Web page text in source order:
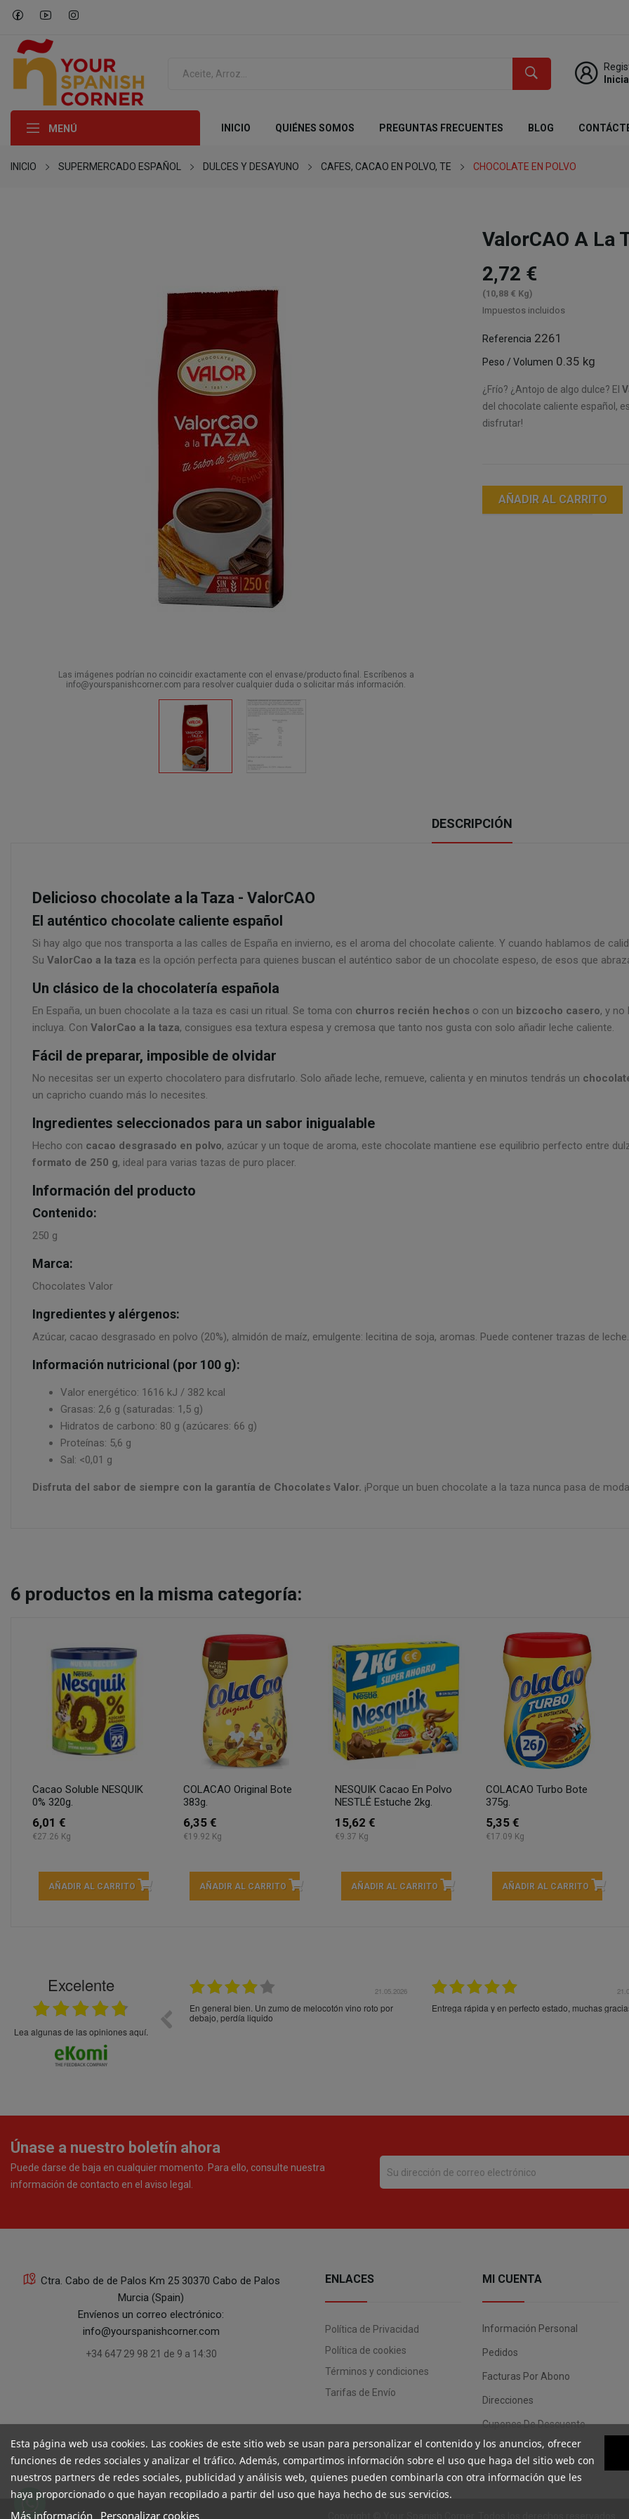
MENÚ INICIO QUIÉNES SOMOS PREGUNTAS FRECUENTES BLOG
INICIO SUPERMERCADO ESPAÑOL DULCES Y DESAYUNO CAFES, CACAO EN POLVO, TE CHOCOLATE EN POLVO
Las imágenes podrían no coincidir exactamente con el envase/producto final. Escríbenos a
info@yourspanishcorner.com para resolver cualquier duda o solicitar más información.
ValorCAO A La
2,72 €
(10,88 € Kg)
Impuestos incluidos
Referencia 2261
Peso / Volumen 0.35 kg
¿Frío? ¿Antojo de algo dulce? El
del chocolate caliente español,
disfrutar!
AÑADIR AL CARRITO
DESCRIPCIÓN
Delicioso chocolate a la Taza - ValorCAO
El auténtico chocolate caliente español
Si hay algo que nos transporta a las calles de España en invierno, es el aroma del chocolate caliente. Y cuando hablamos de
Su ValorCao a la taza es la opción perfecta para quienes buscan el auténtico sabor de un chocolate espeso, de esos que
Un clásico de la chocolatería española
En España, un buen chocolate a la taza es casi un ritual. Se toma con churros recién hechos o con un bizcocho casero, y no
incluya. Con ValorCao a la taza, consigues esa textura espesa y cremosa que tanto nos gusta con solo añadir leche caliente.
Fácil de preparar, imposible de olvidar
No necesitas ser un experto chocolatero para disfrutarlo. Solo añade leche, remueve, calienta y en minutos tendrás un
un capricho cuando más lo necesites.
Ingredientes seleccionados para un sabor inigualable
Hecho con cacao desgrasado en polvo, azúcar y un toque de aroma, este chocolate mantiene ese equilibrio perfecto entre
formato de 250 g, ideal para varias tazas de puro placer.
Información del producto
Contenido:
250 g
Marca:
Chocolates Valor
Ingredientes y alérgenos:
Azúcar, cacao desgrasado en polvo (20%), almidón de maíz, emulgente: lecitina de soja, aromas. Puede contener trazas de leche.
Información nutricional (por 100 g):
Valor energético: 1616 kJ / 382 kcal
Grasas: 2,6 g (saturadas: 1,5 g)
Hidratos de carbono: 80 g (azúcares: 66 g)
Proteínas: 5,6 g
Sal: <0,01 g
Disfruta del sabor de siempre con la garantía de Chocolates Valor. ¡Porque un buen chocolate a la taza nunca pasa de
6 productos en la misma categoría:
Cacao Soluble NESQUIK
0% 320g.
6,01 €
€27.26 Kg
AÑADIR AL CARRITO
COLACAO Original Bote
383g.
6,35 €
€19.92 Kg
AÑADIR AL CARRITO
NESQUIK Cacao En Polvo
NESTLÉ Estuche 2kg.
15,62 €
€9.37 Kg
AÑADIR AL CARRITO
COLACAO Turbo Bote
375g.
5,35 €
€17.09 Kg
AÑADIR AL CARRITO
Excelente
Lea algunas de las opiniones aquí.
21.05.2026
En general bien. Un zumo de melocotón vino roto por
debajo, perdía liquido
Entrega rápida y en perfecto estado, muchas
Únase a nuestro boletín ahora
Puede darse de baja en cualquier momento. Para ello, consulte nuestra
información de contacto en el aviso legal.
Ctra. Cabo de de Palos Km 25 30370 Cabo de Palos
Murcia (Spain)
Envíenos un correo electrónico:
info@yourspanishcorner.com
+34 647 29 98 21 de 9 a 14:30
ENLACES
Política de Privacidad
Política de cookies
Términos y condiciones
Tarifas de Envío
MI CUENTA
Información Personal
Pedidos
Facturas Por Abono
Direcciones
Cupones De Descuento
Esta página web usa cookies. Las cookies de este sitio web se usan para personalizar el contenido y los anuncios, ofrecer
funciones de redes sociales y analizar el tráfico. Además, compartimos información sobre el uso que haga del sitio web con
nuestros partners de redes sociales, publicidad y análisis web, quienes pueden combinarla con otra información que les
haya proporcionado o que hayan recopilado a partir del uso que haya hecho de sus servicios.
Más información Personalizar cookies